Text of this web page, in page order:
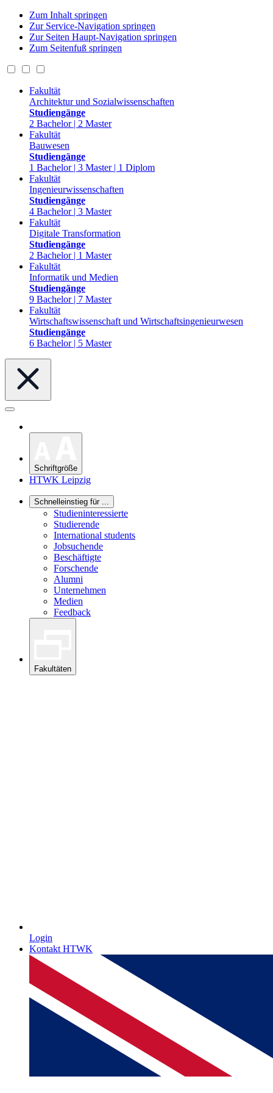
Zum Inhalt springen
Zur Service-Navigation springen
Zur Seiten Haupt-Navigation springen
Zum Seitenfuß springen
Fakultät
Architektur und Sozialwissenschaften
Studiengänge
2 Bachelor | 2 Master
Fakultät
Bauwesen
Studiengänge
1 Bachelor | 3 Master | 1 Diplom
Fakultät
Ingenieurwissenschaften
Studiengänge
4 Bachelor | 3 Master
Fakultät
Digitale Transformation
Studiengänge
2 Bachelor | 1 Master
Fakultät
Informatik und Medien
Studiengänge
9 Bachelor | 7 Master
Fakultät
Wirtschaftswissenschaft und Wirtschaftsingenieurwesen
Studiengänge
6 Bachelor | 5 Master
Schriftgröße
HTWK Leipzig
Schnelleinstieg für ...
Studieninteressierte
Studierende
International students
Jobsuchende
Beschäftigte
Forschende
Alumni
Unternehmen
Medien
Feedback
Fakultäten
Login
Kontakt HTWK